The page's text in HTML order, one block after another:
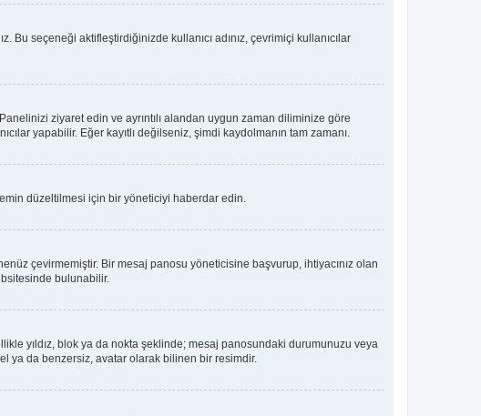
Bu seçeneği aktifleştirdiğinizde kullanıcı adınız, çevrimiçi kullanıcılar
ziyaret edin ve ayrıntılı alandan uygun zaman diliminize göre
yapabilir. Eğer kayıtlı değilseniz, şimdi kaydolmanın tam zamanı.
düzeltilmesi için bir yöneticiyi haberdar edin.
çevirmemiştir. Bir mesaj panosu yöneticisine başvurup, ihtiyacınız olan
bulunabilir.
yıldız, blok ya da nokta şeklinde; mesaj panosundaki durumunuzu veya
ya da benzersiz, avatar olarak bilinen bir resimdir.